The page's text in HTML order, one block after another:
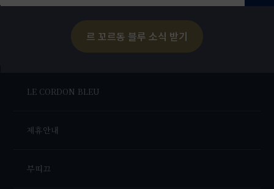
르 꼬르동 블루 소식 받기
LE CORDON BLEU
제휴안내
부띠끄